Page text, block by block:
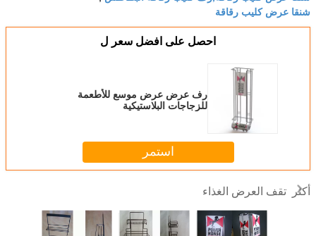
شنقا عرض كليب رقاقة
احصل على افضل سعر ل
رف عرض عرض موسع للأطعمة
للزجاجات البلاستيكية
استمر
أكثر تقف العرض الغذاء